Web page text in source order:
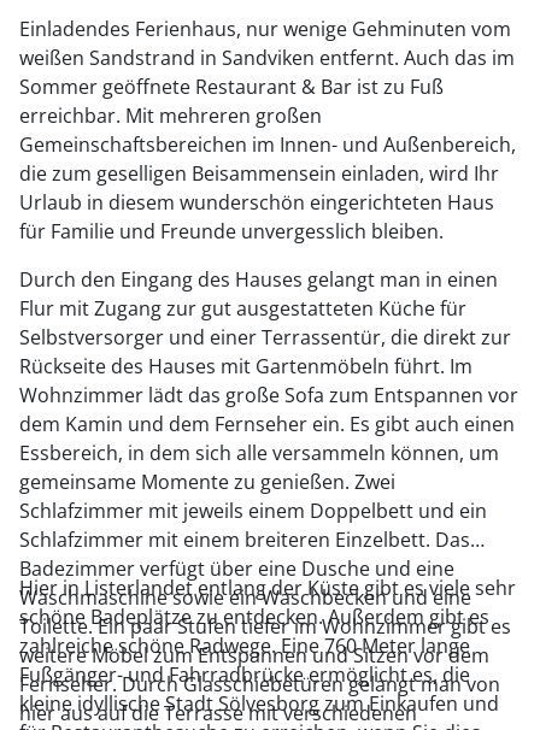
Einladendes Ferienhaus, nur wenige Gehminuten vom
weißen Sandstrand in Sandviken entfernt. Auch das im
Sommer geöffnete Restaurant & Bar ist zu Fuß
erreichbar. Mit mehreren großen
Gemeinschaftsbereichen im Innen- und Außenbereich,
die zum geselligen Beisammensein einladen, wird Ihr
Urlaub in diesem wunderschön eingerichteten Haus
für Familie und Freunde unvergesslich bleiben.
Durch den Eingang des Hauses gelangt man in einen
Flur mit Zugang zur gut ausgestatteten Küche für
Selbstversorger und einer Terrassentür, die direkt zur
Rückseite des Hauses mit Gartenmöbeln führt. Im
Wohnzimmer lädt das große Sofa zum Entspannen vor
dem Kamin und dem Fernseher ein. Es gibt auch einen
Essbereich, in dem sich alle versammeln können, um
gemeinsame Momente zu genießen. Zwei
Schlafzimmer mit jeweils einem Doppelbett und ein
Schlafzimmer mit einem breiteren Einzelbett. Das
Badezimmer verfügt über eine Dusche und eine
Waschmaschine sowie ein Waschbecken und eine
Toilette. Ein paar Stufen tiefer im Wohnzimmer gibt es
weitere Möbel zum Entspannen und Sitzen vor dem
Fernseher. Durch Glasschiebetüren gelangt man von
hier aus auf die Terrasse mit verschiedenen
Hier in Listerlandet entlang der Küste gibt es viele sehr
schöne Badeplätze zu entdecken. Außerdem gibt es
zahlreiche schöne Radwege. Eine 760 Meter lange
Fußgänger- und Fahrradbrücke ermöglicht es, die
kleine idyllische Stadt Sölvesborg zum Einkaufen und